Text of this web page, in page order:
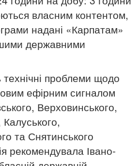
власним контентом,
надані «Карпатам»
державними
технічні проблеми щодо
ефірним сигналом
Верховинського,
та Снятинського
рекомендувала Івано-